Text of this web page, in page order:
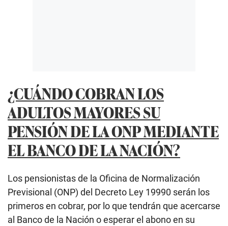
¿CUÁNDO COBRAN LOS
ADULTOS MAYORES SU
PENSIÓN DE LA ONP MEDIANTE
EL BANCO DE LA NACIÓN?
Los pensionistas de la Oficina de Normalización
Previsional (ONP) del Decreto Ley 19990 serán los
primeros en cobrar, por lo que tendrán que acercarse
al Banco de la Nación o esperar el abono en su